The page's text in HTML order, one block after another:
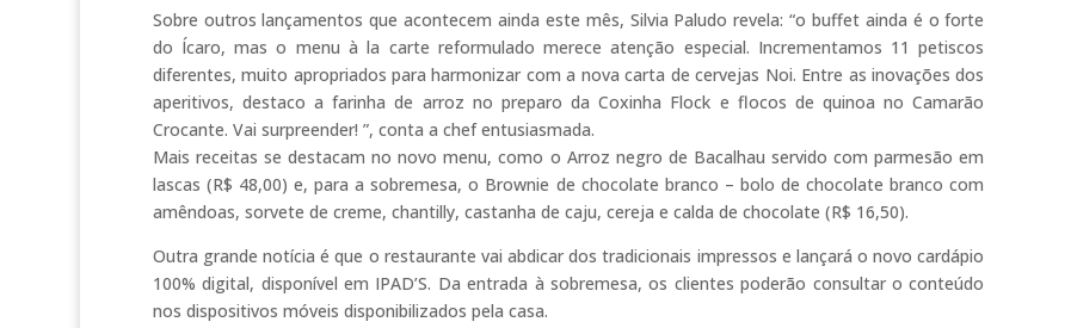
Sobre outros lançamentos que acontecem ainda este mês, Silvia Paludo revela: “o buffet ainda é o forte
do Ícaro, mas o menu à la carte reformulado merece atenção especial. Incrementamos 11 petiscos
diferentes, muito apropriados para harmonizar com a nova carta de cervejas Noi. Entre as inovações dos
aperitivos, destaco a farinha de arroz no preparo da Coxinha Flock e flocos de quinoa no Camarão
Crocante. Vai surpreender! ”, conta a chef entusiasmada.
Mais receitas se destacam no novo menu, como o Arroz negro de Bacalhau servido com parmesão em
lascas (R$ 48,00) e, para a sobremesa, o Brownie de chocolate branco – bolo de chocolate branco com
amêndoas, sorvete de creme, chantilly, castanha de caju, cereja e calda de chocolate (R$ 16,50).
Outra grande notícia é que o restaurante vai abdicar dos tradicionais impressos e lançará o novo cardápio
100% digital, disponível em IPAD’S. Da entrada à sobremesa, os clientes poderão consultar o conteúdo
nos dispositivos móveis disponibilizados pela casa.